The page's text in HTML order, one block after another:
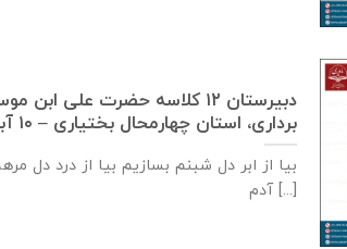
دبيرستان ١٢ كلاسه حضرت علی
برداری، استان چهارمحال بختياری – ۱۰ آبان‌ماه ۱۳۹۹
بیا از ابر دل شبنم بسازیم بیا از درد دل
آدم [...]